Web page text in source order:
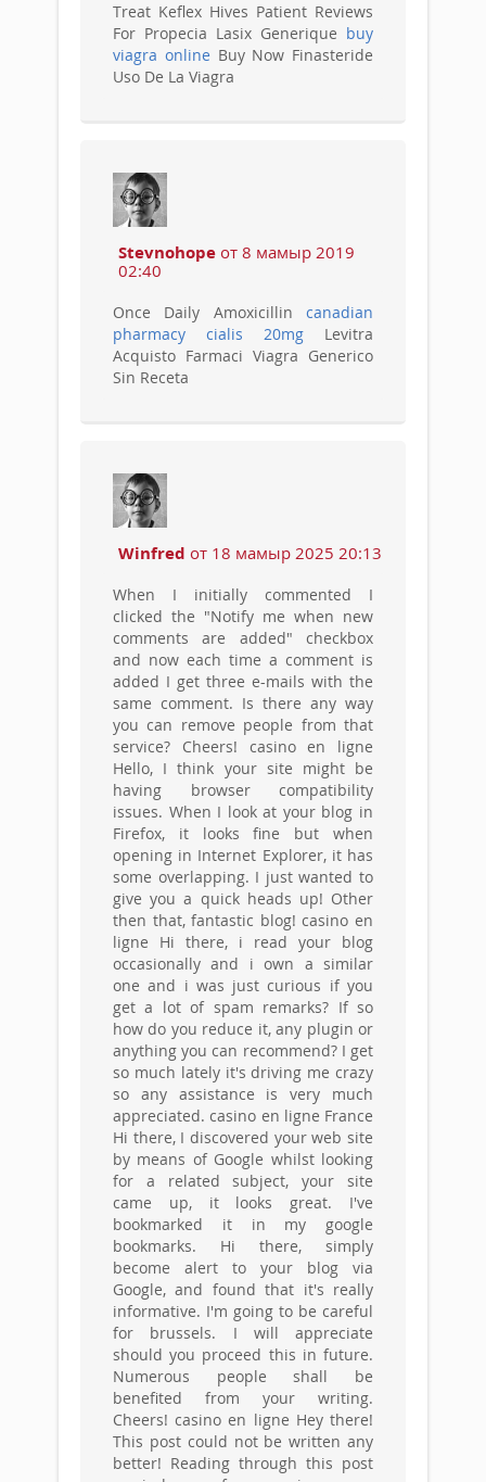
Treat Keflex Hives Patient Reviews
For Propecia Lasix Generique buy
viagra online Buy Now Finasteride
Uso De La Viagra
Stevnohope от 8 мамыр 2019
02:40
Once Daily Amoxicillin canadian
pharmacy cialis 20mg Levitra
Acquisto Farmaci Viagra Generico
Sin Receta
Winfred от 18 мамыр 2025 20:13
When I initially commented I
clicked the "Notify me when new
comments are added" checkbox
and now each time a comment is
added I get three e-mails with the
same comment. Is there any way
you can remove people from that
service? Cheers! casino en ligne
Hello, I think your site might be
having browser compatibility
issues. When I look at your blog in
Firefox, it looks fine but when
opening in Internet Explorer, it has
some overlapping. I just wanted to
give you a quick heads up! Other
then that, fantastic blog! casino en
ligne Hi there, i read your blog
occasionally and i own a similar
one and i was just curious if you
get a lot of spam remarks? If so
how do you reduce it, any plugin or
anything you can recommend? I get
so much lately it's driving me crazy
so any assistance is very much
appreciated. casino en ligne France
Hi there, I discovered your web site
by means of Google whilst looking
for a related subject, your site
came up, it looks great. I've
bookmarked it in my google
bookmarks. Hi there, simply
become alert to your blog via
Google, and found that it's really
informative. I'm going to be careful
for brussels. I will appreciate
should you proceed this in future.
Numerous people shall be
benefited from your writing.
Cheers! casino en ligne Hey there!
This post could not be written any
better! Reading through this post